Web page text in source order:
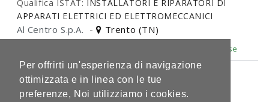
Per offrirti un'esperienza di navigazione
ottimizzata e in linea con le tue
preferenze, Noi utilizziamo i cookies.
Qualifica ISTAT: INSTALLATORI E RIPARATORI DI
APPARATI ELETTRICI ED ELETTROMECCANICI
Al Centro S.p.A. - Trento (TN)
Aggiungi alle offerte di interesse
1 di 147